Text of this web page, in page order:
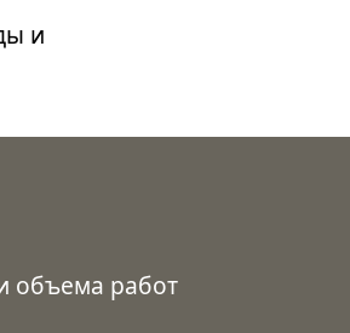
и
объема работ